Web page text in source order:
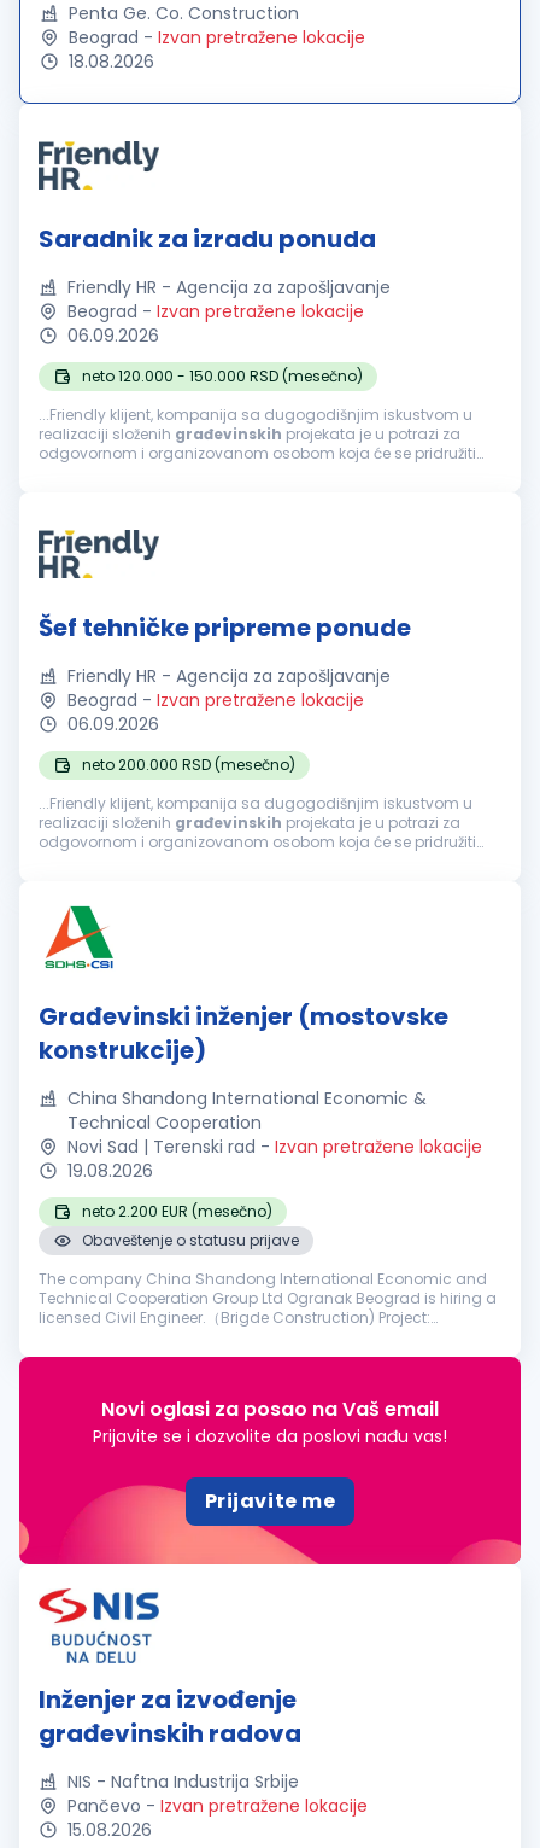
Penta Ge. Co. Construction
Beograd - Izvan pretražene lokacije
18.08.2026
Saradnik za izradu ponuda
Friendly HR - Agencija za zapošljavanje
Beograd - Izvan pretražene lokacije
06.09.2026
neto 120.000 - 150.000 RSD (mesečno)
...Friendly klijent, kompanija sa dugogodišnjim iskustvom u
realizaciji složenih građevinskih projekata je u potrazi za
odgovornom i organizovanom osobom koja će se pridružiti
Šef tehničke pripreme ponude
Friendly HR - Agencija za zapošljavanje
Beograd - Izvan pretražene lokacije
06.09.2026
neto 200.000 RSD (mesečno)
...Friendly klijent, kompanija sa dugogodišnjim iskustvom u
realizaciji složenih građevinskih projekata je u potrazi za
odgovornom i organizovanom osobom koja će se pridružiti
Građevinski inženjer (mostovske
konstrukcije)
China Shandong International Economic &
Technical Cooperation
Novi Sad | Terenski rad - Izvan pretražene lokacije
19.08.2026
neto 2.200 EUR (mesečno)
Obaveštenje o statusu prijave
The company China Shandong International Economic and
Technical Cooperation Group Ltd Ogranak Beograd is hiring a
licensed Civil Engineer.（Brigde Construction) Project:
Requirements: The ca...
Novi oglasi za posao na Vaš email
Prijavite se i dozvolite da poslovi nađu vas!
Prijavite me
Inženjer za izvođenje
građevinskih radova
NIS - Naftna Industrija Srbije
Pančevo - Izvan pretražene lokacije
15.08.2026